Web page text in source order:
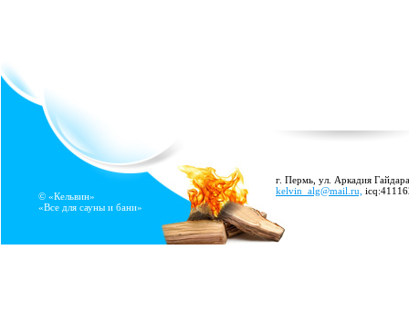
© «Кельвин»
«Все для сауны и бани»
г. Пермь, ул. Аркадия
kelvin_alg@mail.ru,